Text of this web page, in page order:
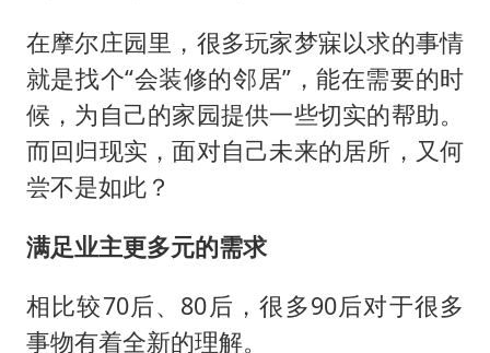
在摩尔庄园里，很多玩家梦寐以求的事情
就是找个“会装修的邻居”，能在需要的时
候，为自己的家园提供一些切实的帮助。
而回归现实，面对自己未来的居所，又何
尝不是如此？
满足业主更多元的需求
相比较70后、80后，很多90后对于很多
事物有着全新的理解。